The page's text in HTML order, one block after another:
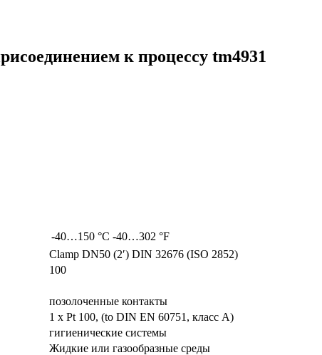
к процессу tm4931
-40…150 °C -40…302 °F
Clamp DN50 (2′) DIN 32676 (ISO 2852)
100
позолоченные контакты
1 x Pt 100, (to DIN EN 60751, класс A)
гигиенические системы
Жидкие или газообразные среды